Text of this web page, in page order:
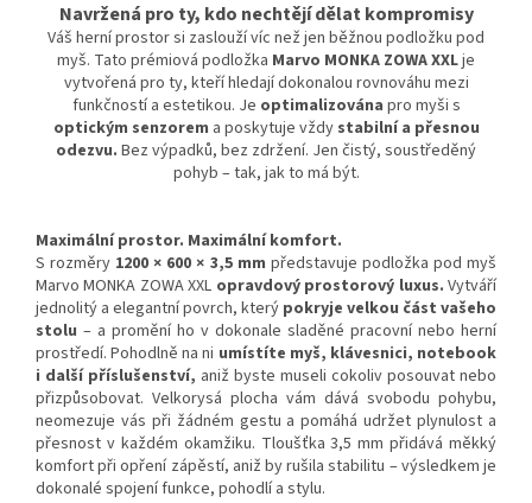
Navržená pro ty, kdo nechtějí dělat kompromisy
Váš herní prostor si zaslouží víc než jen běžnou podložku pod
myš. Tato prémiová podložka Marvo MONKA ZOWA XXLje
vytvořená pro ty, kteří hledají dokonalou rovnováhu mezi
funkčností a estetikou. Je optimalizována pro myši s
optickým senzorem a poskytuje vždystabilní a přesnou
odezvu. Bez výpadků, bez zdržení. Jen čistý, soustředěný
pohyb – tak, jak to má být.
Maximální prostor. Maximální komfort.
S rozměry 1200 × 600 × 3,5 mm představuje podložka pod myš
Marvo MONKA ZOWA XXL opravdový prostorový luxus. Vytváří
jednolitý a elegantní povrch, který pokryje velkou část vašeho
stolu – a promění ho v dokonale sladěné pracovní nebo herní
prostředí. Pohodlně na ni umístíte myš, klávesnici, notebook
i další příslušenství, aniž byste museli cokoliv posouvat nebo
přizpůsobovat. Velkorysá plocha vám dává svobodu pohybu,
neomezuje vás při žádném gestu a pomáhá udržet plynulost a
přesnost v každém okamžiku. Tloušťka 3,5 mm přidává měkký
komfort při opření zápěstí, aniž by rušila stabilitu – výsledkem je
dokonalé spojení funkce, pohodlí a stylu.